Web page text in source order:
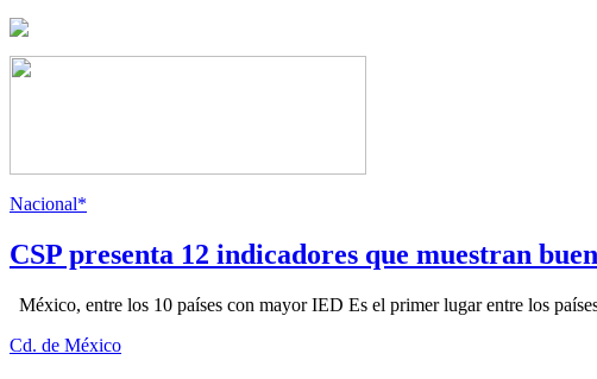
Nacional*
CSP presenta 12 indicadores que muestran
México, entre los 10 países con mayor IED Es el primer lugar entre los
Cd. de México